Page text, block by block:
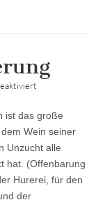
Ernüchterung
ist das große
Wein seiner
Unzucht alle
hat. (Offenbarung
Hurerei, für den
der